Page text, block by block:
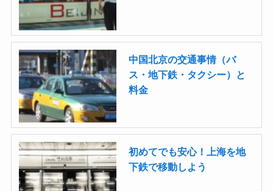
中国北京の交通事情（バ
ス・地下鉄・タクシー）と
料金
初めてでも安心！上海を地
下鉄で移動しよう